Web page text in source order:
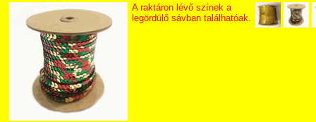
A raktáron lévő színek a
legördülő sávban találhatóak.